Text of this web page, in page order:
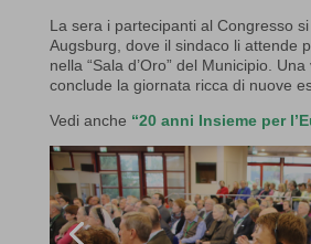
La sera i partecipanti al Congresso
Augsburg, dove il sindaco li attende
nella “Sala d’Oro” del Municipio.
conclude la giornata ricca di nuove
Vedi anche “20 anni Insieme per